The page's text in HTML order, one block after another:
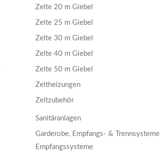
Zelte 20 m Giebel
Zelte 25 m Giebel
Zelte 30 m Giebel
Zelte 40 m Giebel
Zelte 50 m Giebel
Zeltheizungen
Zeltzubehör
Sanitäranlagen
Garderobe, Empfangs- & Trennsysteme
Empfangssysteme